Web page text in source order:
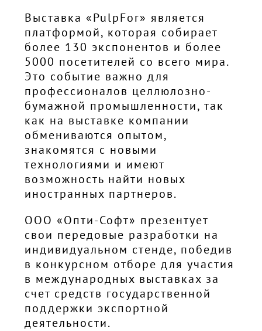
Выставка «PulpFor» является
платформой, которая собирает
более 130 экспонентов и более
5000 посетителей со всего мира.
Это событие важно для
профессионалов целлюлозно-
бумажной промышленности, так
как на выставке компании
обмениваются опытом,
знакомятся с новыми
технологиями и имеют
возможность найти новых
иностранных партнеров.
ООО «Опти-Софт» презентует
свои передовые разработки на
индивидуальном стенде, победив
в конкурсном отборе для участия
в международных выставках за
счет средств государственной
поддержки экспортной
деятельности.